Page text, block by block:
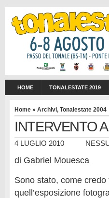
HOME TONALESTATE 2019
Home » Archivi, Tonalestate 2004
INTERVENTO
4 LUGLIO 2010
di Gabriel Mouesca
Sono stato, come
quell’esposizione